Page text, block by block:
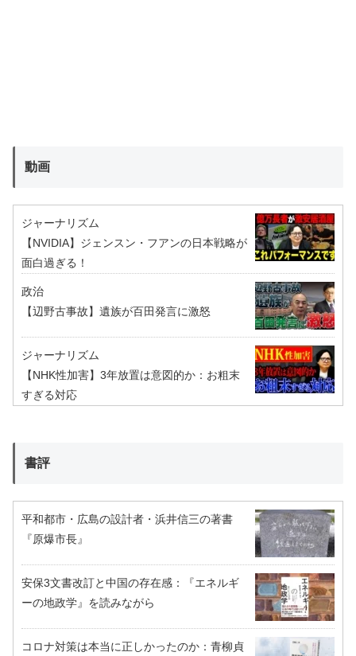
動画
ジャーナリズム
【NVIDIA】ジェンスン・フアンの日本戦略が
面白過ぎる！
政治
【辺野古事故】遺族が百田発言に激怒
ジャーナリズム
【NHK性加害】3年放置は意図的か：お粗末
すぎる対応
書評
平和都市・広島の設計者・浜井信三の著書
『原爆市長』
安保3文書改訂と中国の存在感：『エネルギ
ーの地政学』を読みながら
コロナ対策は本当に正しかったのか：青柳貞